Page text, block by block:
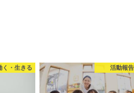
・生きる 活動報告